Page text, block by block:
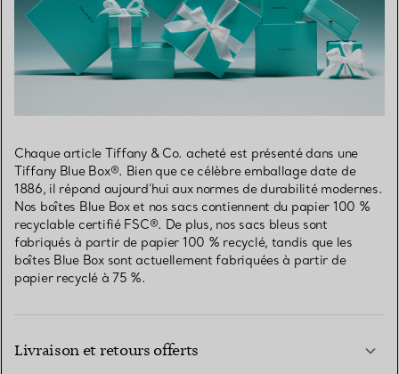
Chaque article Tiffany & Co. acheté est présenté dans une
Tiffany Blue Box®. Bien que ce célèbre emballage date de
1886, il répond aujourd’hui aux normes de durabilité modernes.
Nos boîtes Blue Box et nos sacs contiennent du papier 100 %
recyclable certifié FSC®. De plus, nos sacs bleus sont
fabriqués à partir de papier 100 % recyclé, tandis que les
boîtes Blue Box sont actuellement fabriquées à partir de
papier recyclé à 75 %.
Livraison et retours offerts